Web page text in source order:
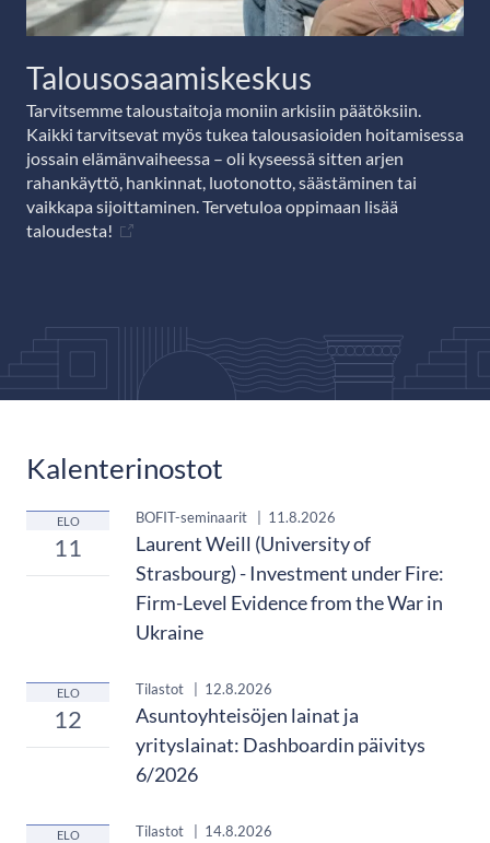
Talousosaamiskeskus
Tarvitsemme taloustaitoja moniin arkisiin päätöksiin.
Kaikki tarvitsevat myös tukea talousasioiden hoitamisessa
jossain elämänvaiheessa – oli kyseessä sitten arjen
rahankäyttö, hankinnat, luotonotto, säästäminen tai
vaikkapa sijoittaminen. Tervetuloa oppimaan lisää
taloudesta!
Kalenterinostot
ELO
11
BOFIT-seminaarit 11.8.2026
Laurent Weill (University of
Strasbourg) - Investment under Fire:
Firm-Level Evidence from the War in
Ukraine
ELO
12
Tilastot 12.8.2026
Asuntoyhteisöjen lainat ja
yrityslainat: Dashboardin päivitys
6/2026
ELO Tilastot 14.8.2026